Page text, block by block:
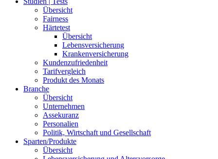
Übersicht
Fairness
Härtetest
Übersicht
Lebensversicherung
Krankenversicherung
Kundenzufriedenheit
Tarifvergleich
Produkt des Monats
Branche
Übersicht
Unternehmen
Assekuranz
Personalien
Politik, Wirtschaft und Gesellschaft
Sparten/Produkte
Übersicht